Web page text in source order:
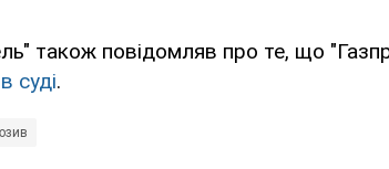
також повідомляв про те, що
суді.